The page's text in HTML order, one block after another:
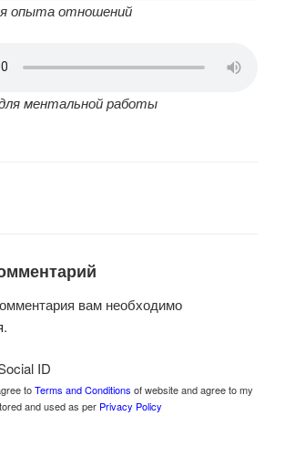
опыта отношений
ментальной работы
вам необходимо
.
ID
toTerms and Conditions of website and agree to my
and used as per Privacy Policy